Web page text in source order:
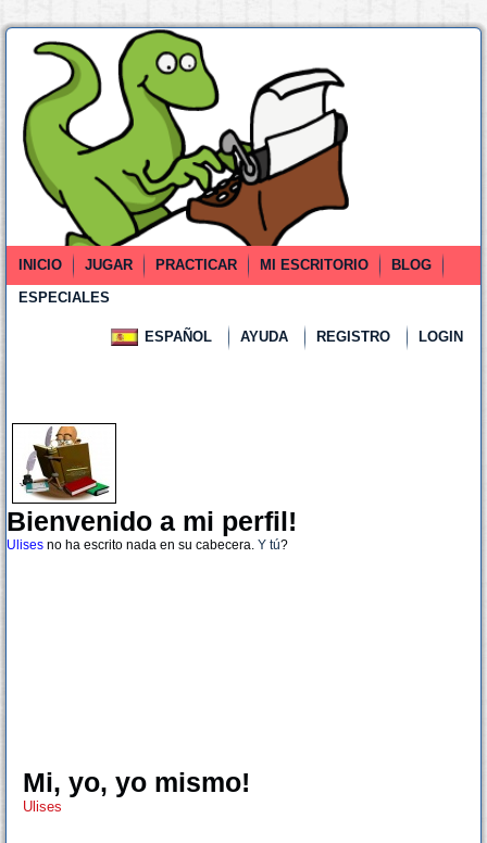
INICIO JUGAR PRACTICAR MI ESCRITORIO
BLOG
ESPECIALES
ESPAÑOL AYUDA REGISTRO LOGIN
Bienvenido a mi perfil!
Ulises no ha escrito nada en su cabecera. Y tú?
Mi, yo, yo mismo!
Ulises